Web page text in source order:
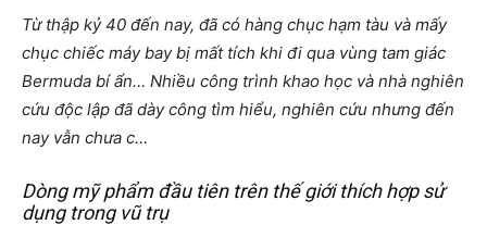
Từ thập kỷ 40 đến nay, đã có hàng chục hạm tàu và mấy
chục chiếc máy bay bị mất tích khi đi qua vùng tam giác
Bermuda bí ẩn… Nhiều công trình khao học và nhà nghiên
cứu độc lập đã dày công tìm hiểu, nghiên cứu nhưng đến
nay vẫn chưa c…
Dòng mỹ phẩm đầu tiên trên thế giới thích hợp sử
dụng trong vũ trụ